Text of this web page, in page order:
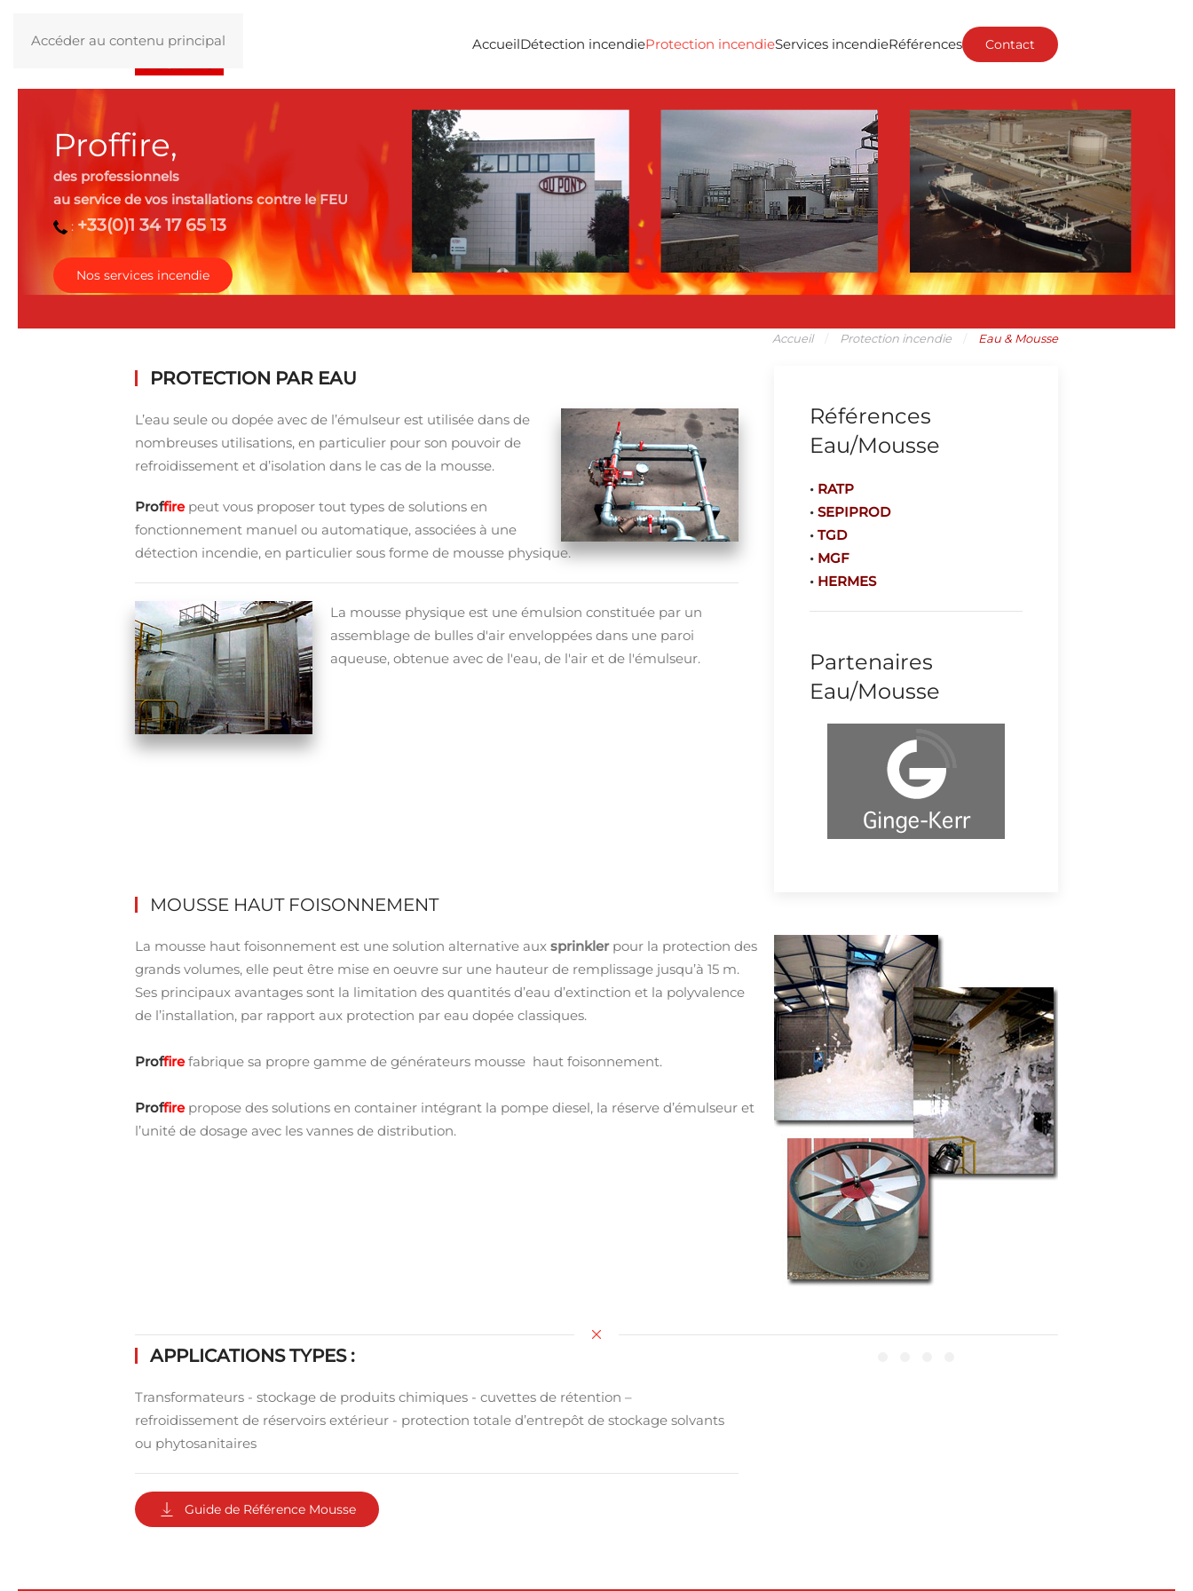
Accéder au contenu principal AccueilDétection incendieProtection incendieServices incendieRéférences Contact
Proffire,
des professionnels
au service de vos installations contre le FEU
: +33(0)1 34 17 65 13
Nos services incendie
Accueil Protection incendie Eau & Mousse
PROTECTION PAR EAU
L’eau seule ou dopée avec de l’émulseur est utilisée dans de
nombreuses utilisations, en particulier pour son pouvoir de
refroidissement et d’isolation dans le cas de la mousse.
Proffirepeut vous proposer tout types de solutions en
fonctionnement manuel ou automatique, associées à une
détection incendie, en particulier sous forme de mousse physique.
La mousse physique est une émulsion constituée par un
assemblage de bulles d'air enveloppées dans une paroi
aqueuse, obtenue avec de l'eau, de l'air et de l'émulseur.
Références
Eau/Mousse
• RATP
• SEPIPROD
• TGD
• MGF
• HERMES
Partenaires
Eau/Mousse
MOUSSE HAUT FOISONNEMENT
La mousse haut foisonnement est une solution alternative aux sprinklerpour la protection des
grands volumes, elle peut être mise en oeuvre sur une hauteur de remplissage jusqu’à 15 m.
Ses principaux avantages sont la limitation des quantités d’eau d’extinction et la polyvalence
de l’installation, par rapport aux protection par eau dopée classiques.
Proffirefabrique sa propre gamme de générateurs mousse haut foisonnement.
Proffirepropose des solutions en container intégrant la pompe diesel, la réserve d’émulseur et
l’unité de dosage avec les vannes de distribution.
APPLICATIONS TYPES :
Transformateurs - stockage de produits chimiques - cuvettes de rétention –
refroidissement de réservoirs extérieur - protection totale d’entrepôt de stockage solvants
ou phytosanitaires
Guide de Référence Mousse